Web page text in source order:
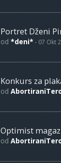
Portret Dženi
od *deni* - 07 Okt
Konkurs za
od
Optimist
od